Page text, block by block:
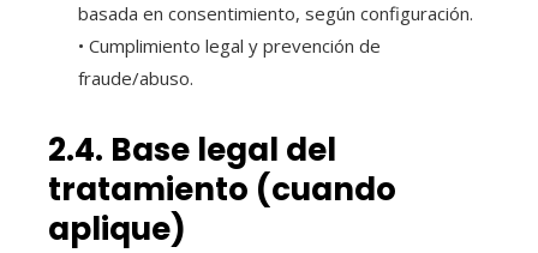
basada en consentimiento, según configuración.
• Cumplimiento legal y prevención de
fraude/abuso.
2.4. Base legal del
tratamiento (cuando
aplique)